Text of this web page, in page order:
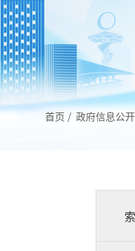
首页 / 政府信息公开